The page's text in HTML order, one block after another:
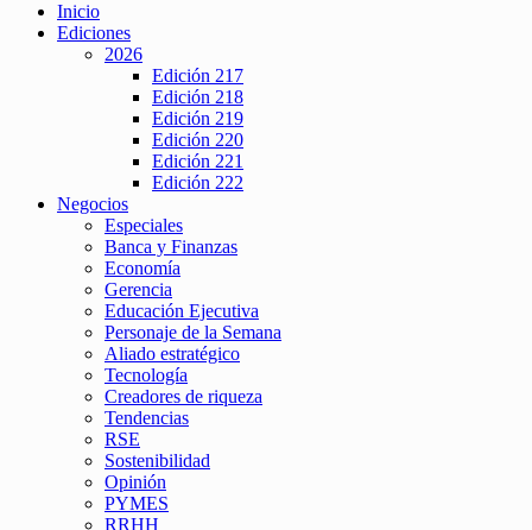
Inicio
Ediciones
2026
Edición 217
Edición 218
Edición 219
Edición 220
Edición 221
Edición 222
Negocios
Especiales
Banca y Finanzas
Economía
Gerencia
Educación Ejecutiva
Personaje de la Semana
Aliado estratégico
Tecnología
Creadores de riqueza
Tendencias
RSE
Sostenibilidad
Opinión
PYMES
RRHH